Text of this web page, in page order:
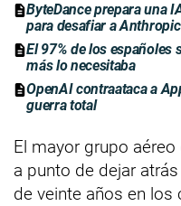
ByteDance prepara una
para desafiar a Anthropic
El 97% de los españoles
más lo necesitaba
OpenAI contraataca a
guerra total
El mayor grupo
a punto de dejar
de veinte años en los